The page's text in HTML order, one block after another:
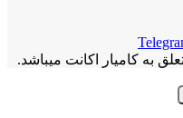
به کامیار اکانت میباشد.